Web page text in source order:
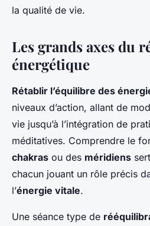
la qualité de vie.
Les grands axes du
énergétique
Rétablir l’équilibre des
niveaux d’action, allant de
vie jusqu’à l’intégration de
méditatives. Comprendre le
chakras ou des méridiens
chacun jouant un rôle précis
l’énergie vitale.
Une séance type de